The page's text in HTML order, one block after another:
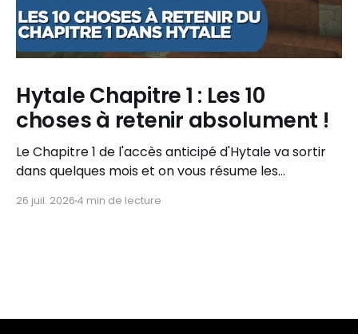
Hytale Chapitre 1 : Les 10
choses à retenir absolument !
Le Chapitre 1 de l'accès anticipé d'Hytale va sortir
dans quelques mois et on vous résume les
26 juil. 2026 4 min de lecture